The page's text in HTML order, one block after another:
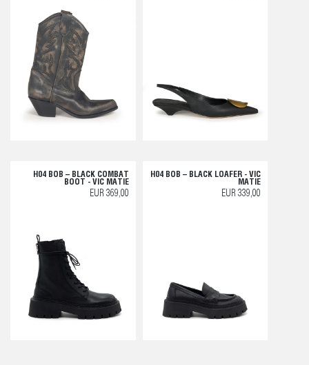
H04 BOB – BLACK COMBAT
BOOT - VIC MATIE
EUR 369,00
H04 BOB – BLACK LOAFER - VIC
MATIE
EUR 339,00